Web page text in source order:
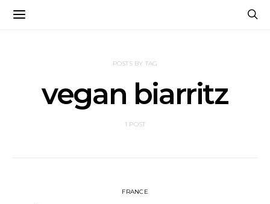
POSTS BY TAG
vegan biarritz
1 POST
FRANCE